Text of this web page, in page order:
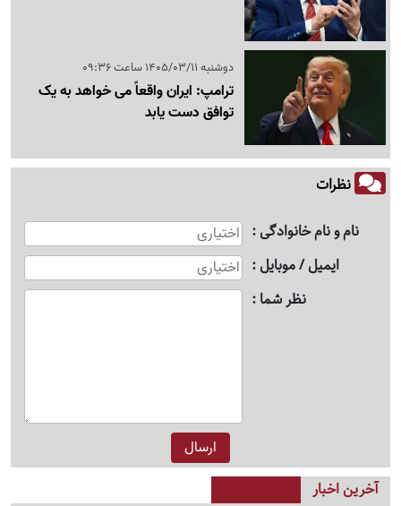
دوشنبه 1405/03/11 ساعت 09:36
ترامپ: ایران واقعاً می خواهد به یک
توافق دست یابد
نظرات
نام و نام خانوادگی
ایمیل / موبایل
نظر شما
آخرین اخبار